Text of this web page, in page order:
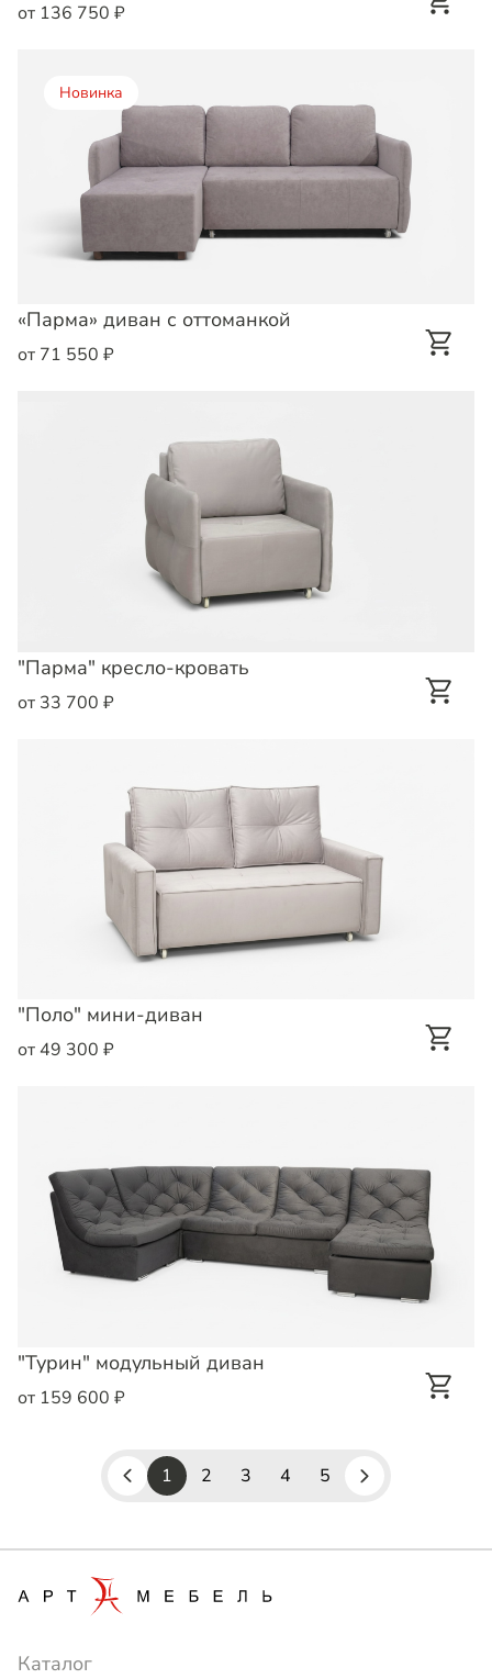
от 136 750 ₽
Новинка
«Парма» диван с оттоманкой
от 71 550 ₽
"Парма" кресло-кровать
от 33 700 ₽
"Поло" мини-диван
от 49 300 ₽
"Турин" модульный диван
от 159 600 ₽
1 2 3 4 5
Каталог